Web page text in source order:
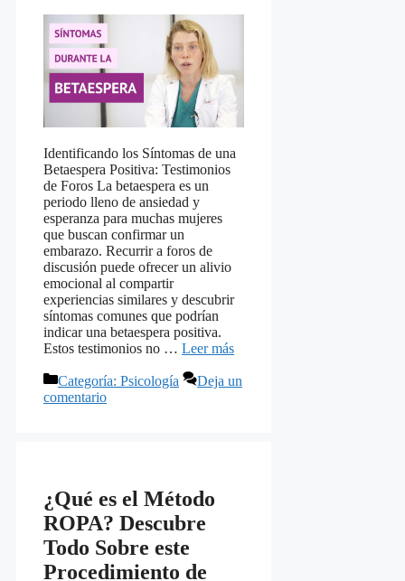
Identificando los Síntomas de una
Betaespera Positiva: Testimonios
de Foros La betaespera es un
periodo lleno de ansiedad y
esperanza para muchas mujeres
que buscan confirmar un
embarazo. Recurrir a foros de
discusión puede ofrecer un alivio
emocional al compartir
experiencias similares y descubrir
síntomas comunes que podrían
indicar una betaespera positiva.
Estos testimonios no … Leer más
Categorías
Categoría: Psicología
Deja un
comentario
¿Qué es el Método
ROPA? Descubre
Todo Sobre este
Procedimiento de